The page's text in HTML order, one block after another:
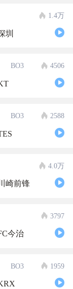
1.4万
圳
BO3 4506
BO3 2588
4.0万
崎前锋
3797
今治
BO3 1959